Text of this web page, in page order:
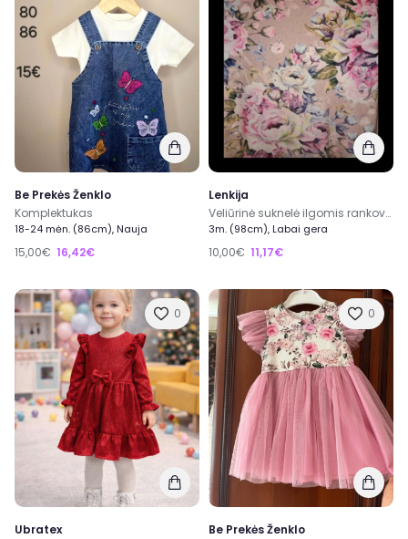
Be Prekės Ženklo
Komplektukas
18-24 mėn. (86cm), Nauja
15,00€ 16,42€
Lenkija
Veliūrinė suknelė ilgomis rankovėmis mergaitei.
3m. (98cm), Labai gera
10,00€ 11,17€
0
Ubratex
0
Be Prekės Ženklo